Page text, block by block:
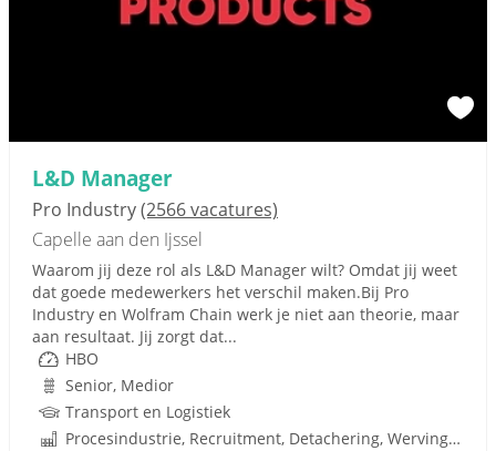
L&D Manager
Pro Industry(2566 vacatures)
Capelle aan den Ijssel
Waarom jij deze rol als L&D Manager wilt? Omdat jij weet
dat goede medewerkers het verschil maken.Bij Pro
Industry en Wolfram Chain werk je niet aan theorie, maar
aan resultaat. Jij zorgt dat...
HBO
Senior, Medior
Transport en Logistiek
Procesindustrie, Recruitment, Detachering, Werving en Selectie